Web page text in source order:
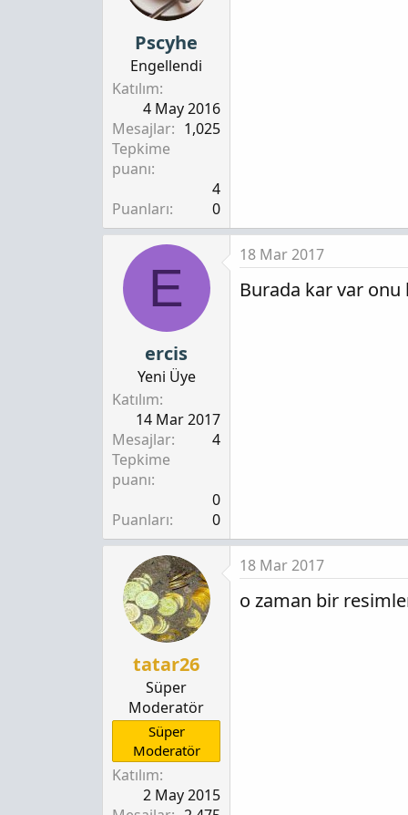
Pscyhe
Engellendi
Katılım
4 May 2016
Mesajlar
1,025
Tepkime
puanı
4
Puanları
0
E
ercis
Yeni Üye
Katılım
14 Mar 2017
Mesajlar
4
Tepkime
puanı
0
Puanları
0
18 Mar 2017
Burada kar var
tatar26
Süper
Moderatör
Süper
Moderatör
Katılım
2 May 2015
18 Mar 2017
o zaman bir